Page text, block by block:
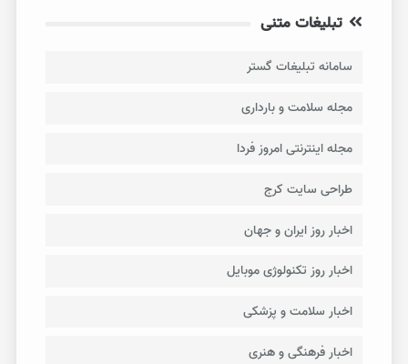
تبلیغات متنی
سامانه تبلیغات گستر
مجله سلامت و بارداری
مجله اینترنتی امروز فردا
طراحی سایت کرج
اخبار روز ایران و جهان
اخبار روز تکنولوژی موبایل
اخبار سلامت و پزشکی
اخبار فرهنگی و هنری